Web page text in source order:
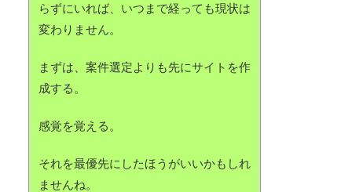
らずにいれば、いつまで経っても現状は
変わりません。
まずは、案件選定よりも先にサイトを作
成する。
感覚を覚える。
それを最優先にしたほうがいいかもしれ
ませんね。